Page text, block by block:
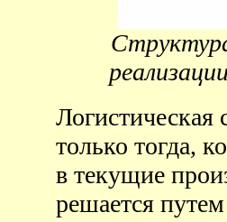
Логистическая
только тогда,
в текущие
решается